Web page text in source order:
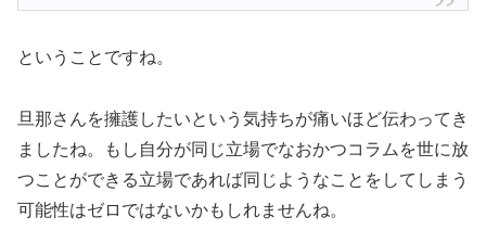
ということですね。
旦那さんを擁護したいという気持ちが痛いほど伝わってき
ましたね。もし自分が同じ立場でなおかつコラムを世に放
つことができる立場であれば同じようなことをしてしまう
可能性はゼロではないかもしれませんね。